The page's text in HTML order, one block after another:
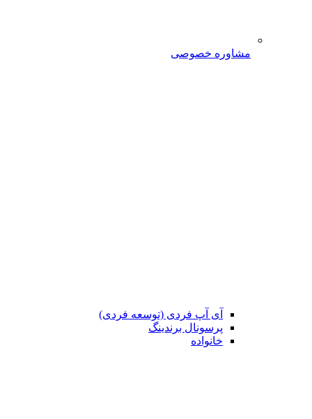
مشاوره خصوصی
آی آپ فردی (توسعه فردی)
پرسونال برندینگ
خانواده